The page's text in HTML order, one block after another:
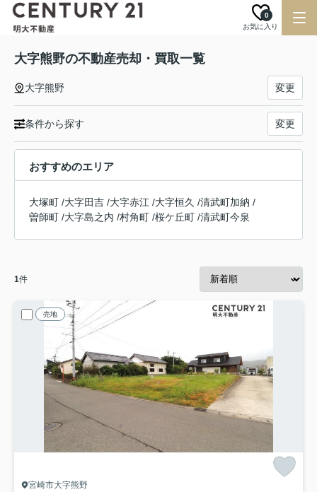
お気に入り
0
大字熊野の不動産売却・買取一覧
大字熊野 変更
条件から探す 変更
おすすめのエリア
大塚町 /大字田吉 /大字赤江 /大字恒久 /清武町加納 /
曽師町 /大字島之内 /村角町 /桜ケ丘町 /清武町今泉
1件
売地
宮崎市大字熊野